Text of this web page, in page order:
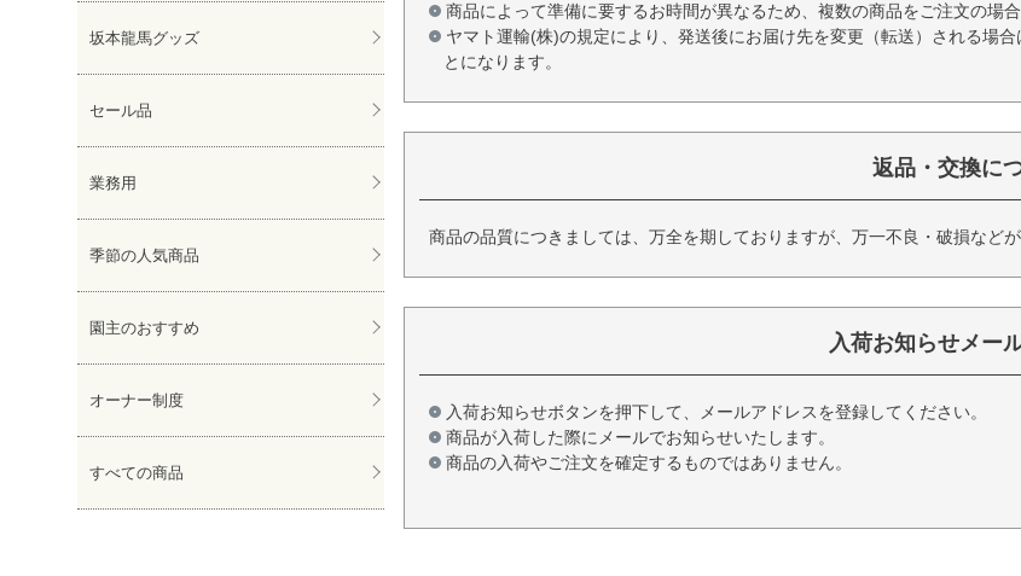
坂本龍馬グッズ
セール品
業務用
季節の人気商品
園主のおすすめ
オーナー制度
すべての商品
商品によって準備に要するお時間が異なるため、複数の商品をご注文の場
ヤマト運輸(株)の規定により、発送後にお届け先を変更（転送）される場
とになります。
返品・交換に
商品の品質につきましては、万全を期しておりますが、万一不良・破損など
入荷お知らせメー
入荷お知らせボタンを押下して、メールアドレスを登録してください。
商品が入荷した際にメールでお知らせいたします。
商品の入荷やご注文を確定するものではありません。